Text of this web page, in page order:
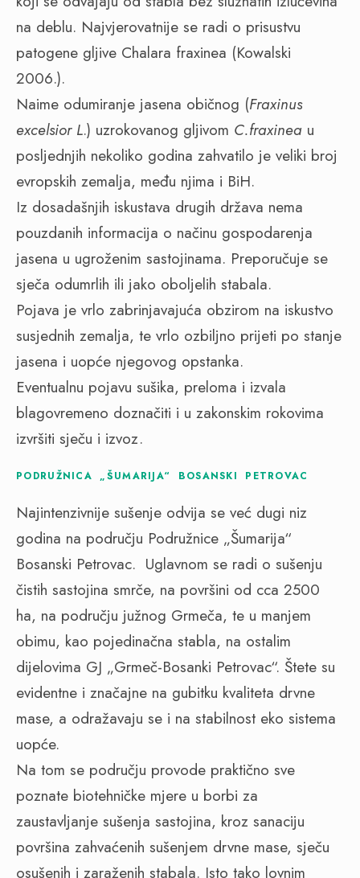
na deblu. Najvjerovatnije se radi o prisustvu
patogene gljive Chalara fraxinea (Kowalski
2006.).
Naime odumiranje jasena običnog (Fraxinus
excelsior L.) uzrokovanog gljivom C.fraxinea u
posljednjih nekoliko godina zahvatilo je veliki broj
evropskih zemalja, među njima i BiH.
Iz dosadašnjih iskustava drugih država nema
pouzdanih informacija o načinu gospodarenja
jasena u ugroženim sastojinama. Preporučuje se
sječa odumrlih ili jako oboljelih stabala.
Pojava je vrlo zabrinjavajuća obzirom na iskustvo
susjednih zemalja, te vrlo ozbiljno prijeti po stanje
jasena i uopće njegovog opstanka.
Eventualnu pojavu sušika, preloma i izvala
blagovremeno doznačiti i u zakonskim rokovima
izvršiti sječu i izvoz.
PODRUŽNICA „ŠUMARIJA“ BOSANSKI PETROVAC
Najintenzivnije sušenje odvija se već dugi niz
godina na području Podružnice „Šumarija“
Bosanski Petrovac. Uglavnom se radi o sušenju
čistih sastojina smrče, na površini od cca 2500
ha, na području južnog Grmeča, te u manjem
obimu, kao pojedinačna stabla, na ostalim
dijelovima GJ „Grmeč-Bosanki Petrovac“. Štete su
evidentne i značajne na gubitku kvaliteta drvne
mase, a odražavaju se i na stabilnost eko sistema
uopće.
Na tom se području provode praktično sve
poznate biotehničke mjere u borbi za
zaustavljanje sušenja sastojina, kroz sanaciju
površina zahvaćenih sušenjem drvne mase, sječu
osušenih i zaraženih stabala. Isto tako lovnim